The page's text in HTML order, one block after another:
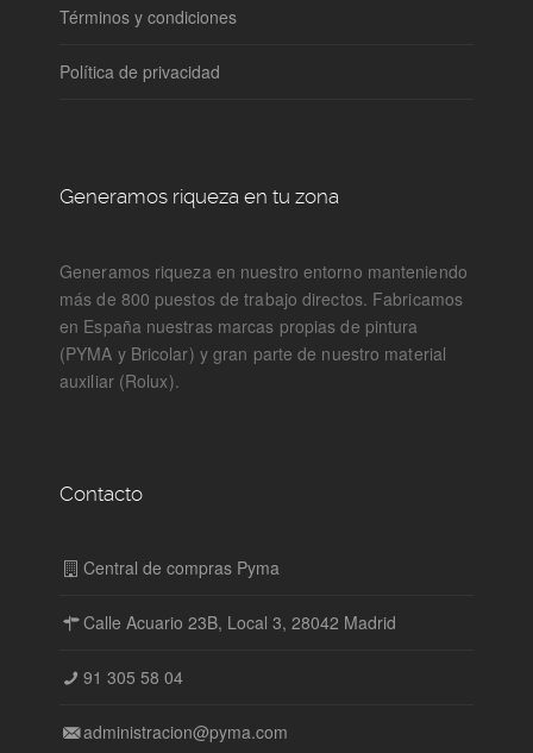
Términos y condiciones
Política de privacidad
Generamos riqueza en tu zona
Generamos riqueza en nuestro entorno manteniendo
más de 800 puestos de trabajo directos. Fabricamos
en España nuestras marcas propias de pintura
(PYMA y Bricolar) y gran parte de nuestro material
auxiliar (Rolux).
Contacto
Central de compras Pyma
Calle Acuario 23B, Local 3, 28042 Madrid
91 305 58 04
administracion@pyma.com